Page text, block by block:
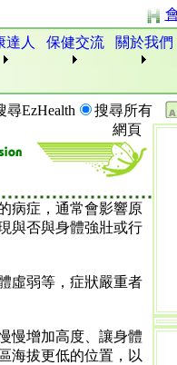
達人 保健交流 關於我們
尋EzHealth
搜尋所有
網頁
病症，通常會影響原
與否與身體強壯或行
虛弱等，症狀嚴重者
慢增加高度、讓身體
海拔更低的位置，以